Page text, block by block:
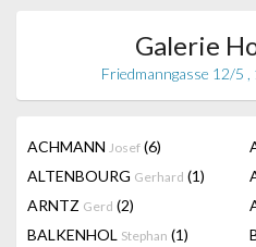
Galerie
Friedmanngasse 12/5
ACHMANN Josef (6)
ALTENBOURG Gerhard (1)
ARNTZ Gerd (2)
BALKENHOL Stephan (1)